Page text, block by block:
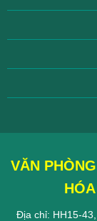
VĂN
HÓA
Địa chỉ: HH15-